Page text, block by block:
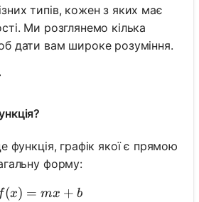
типів, кожен з яких має
Ми розглянемо кілька
дати вам широке розуміння.
функція, графік якої є прямою
форму:
f(x)=m x+b
f(x) = mx + b